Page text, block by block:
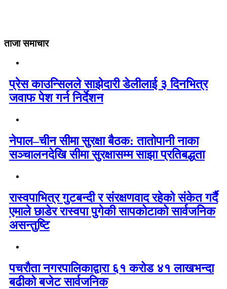
ताजा समाचार
प्रेस काउन्सिलले साझेदारी डेलीलाई ३ दिनभित्र
जवाफ पेश गर्न निर्देशन
नेपाल–चीन सीमा सुरक्षा बैठक: तातोपानी नाका
सञ्चालनदेखि सीमा सुरक्षासम्म साझा प्रतिबद्धता
रास्वपाभित्र गुटबन्दी र संरक्षणवाद रहेको संकेत गर्दै
एमाले छाडेर रास्वपा पुगेकी सापकोटाको सार्वजनिक
असन्तुष्टि
पचरौता नगरपालिकाद्वारा ६१ करोड ४१ लाखभन्दा
बढीको बजेट सार्वजनिक